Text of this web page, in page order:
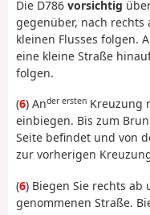
Die D786 vorsichtig
gegenüber, nach rechts
kleinen Flusses folgen.
eine kleine Straße
folgen.
(6) Ander ersten Kreuzung
einbiegen. Bis zum
Seite befindet und von
zur vorherigen
(6) Biegen Sie rechts ab
genommenen Straße.